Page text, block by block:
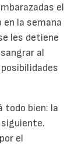
el
en la semana
les detiene
al
todo bien: la
el